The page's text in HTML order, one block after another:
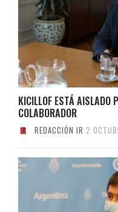
KICILLOF ESTÁ AISLADO
COLABORADOR
REDACCIÓN IR 2